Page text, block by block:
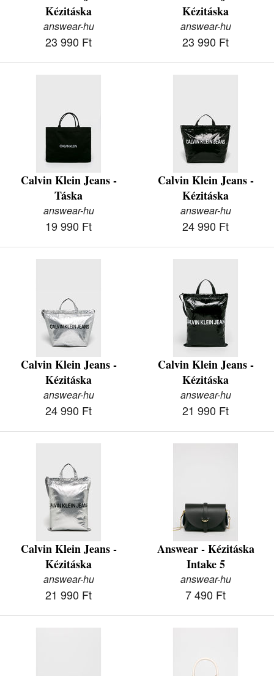
Kézitáska
answear-hu
23 990 Ft
Kézitáska
answear-hu
23 990 Ft
Calvin Klein Jeans -
Táska
answear-hu
19 990 Ft
Calvin Klein Jeans -
Kézitáska
answear-hu
24 990 Ft
Calvin Klein Jeans -
Kézitáska
answear-hu
24 990 Ft
Calvin Klein Jeans -
Kézitáska
answear-hu
21 990 Ft
Calvin Klein Jeans -
Kézitáska
answear-hu
21 990 Ft
Answear - Kézitáska
Intake 5
answear-hu
7 490 Ft